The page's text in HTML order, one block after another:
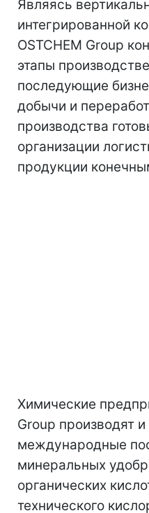
Являясь
интегрированной
OSTCHEM Group
этапы
последующие
добычи и
производства
организации
продукции
Химические
Group производят
международные
минеральных
органических
технического